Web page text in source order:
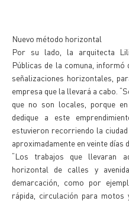
Nuevo método horizontal
Por su lado, la arquitecta
Públicas de la comuna,
señalizaciones horizontales,
empresa que la llevará a cabo.
que no son locales, porque
dedique a este
estuvieron recorriendo la
aproximadamente en veinte días
“Los trabajos que llevaran
horizontal de calles y
demarcación, como por
rápida, circulación para